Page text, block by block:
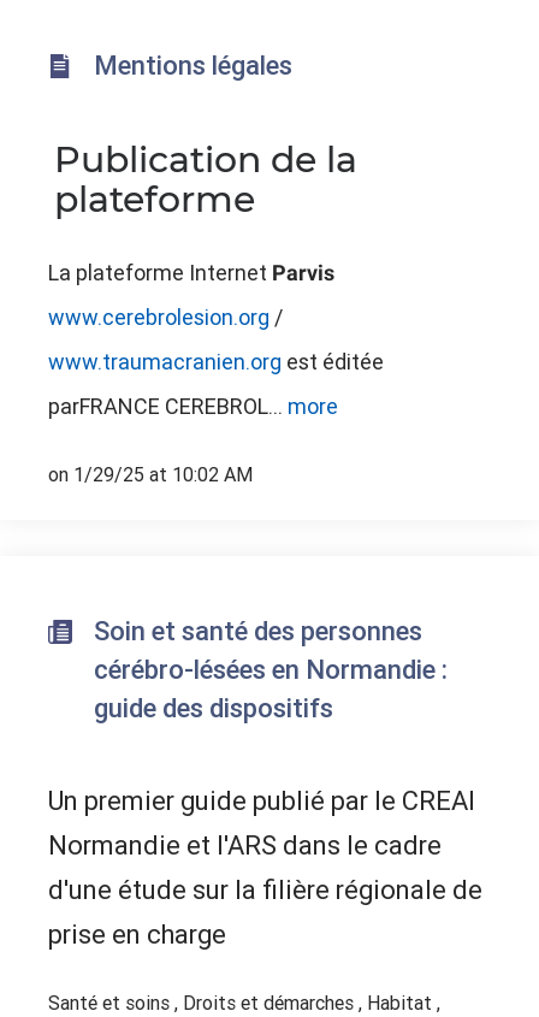
Mentions légales
Publication de la
plateforme
La plateforme Internet Parvis
www.cerebrolesion.org /
www.traumacranien.org est éditée
parFRANCE CEREBROL... more
on 1/29/25 at 10:02 AM
Soin et santé des personnes
cérébro-lésées en Normandie :
guide des dispositifs
Un premier guide publié par le CREAI
Normandie et l'ARS dans le cadre
d'une étude sur la filière régionale de
prise en charge
Santé et soins , Droits et démarches , Habitat ,